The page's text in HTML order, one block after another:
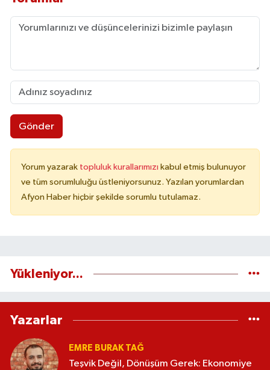
Gönder
Yorum yazarak topluluk kurallarımızı kabul etmiş bulunuyor
ve tüm sorumluluğu üstleniyorsunuz. Yazılan yorumlardan
Afyon Haber hiçbir şekilde sorumlu tutulamaz.
Yükleniyor...
Yazarlar
EMRE BURAK TAĞ
Teşvik Değil, Dönüşüm Gerek: Ekonomiye